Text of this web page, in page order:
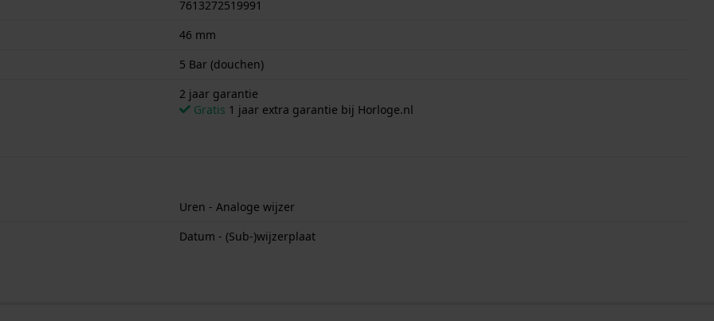
7613272519991
46 mm
5 Bar (douchen)
2 jaar garantie
Gratis 1 jaar extra garantie bij Horloge.nl
Uren - Analoge wijzer
Datum - (Sub-)wijzerplaat